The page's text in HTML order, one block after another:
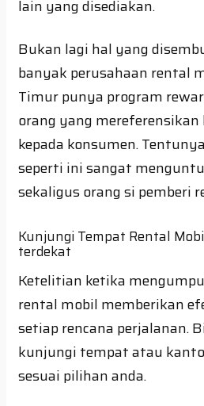
lain yang disediakan.
Bukan lagi hal yang
banyak perusahaan rental
Timur punya program
orang yang mereferensikan
kepada konsumen.
seperti ini sangat
sekaligus orang si pemberi
Kunjungi Tempat Rental
terdekat
Ketelitian ketika
rental mobil memberikan
setiap rencana perjalanan.
kunjungi tempat atau
sesuai pilihan anda.